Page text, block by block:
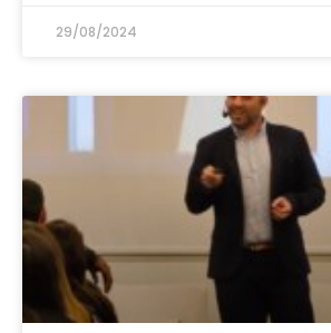
29/08/2024